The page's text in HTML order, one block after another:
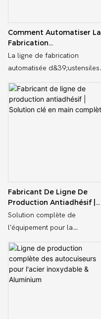
Comment Automatiser La
Fabrication
D&39;ustensiles De Cuisine
Ligne De Production
D&39;ustensiles De Cuisine
Zéro Défaut
La ligne de fabrication
automatisée d&39;ustensiles
de cuisine YoungMax est une
ligne entièrement automatisée
conçue pour rationaliser la
Fabricant De Ligne De
Production Antiadhésif |
Solution Clé En Main
Complète
Solution complète de
l'équipement pour la
production de poêle, de wok
et de casserole - de la
pression hydraulique à la
coupe et au rivetage